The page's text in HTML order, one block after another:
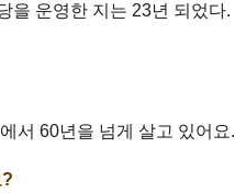
을 운영한 지는 23년 되었다.
서 60년을 넘게 살고 있어요.